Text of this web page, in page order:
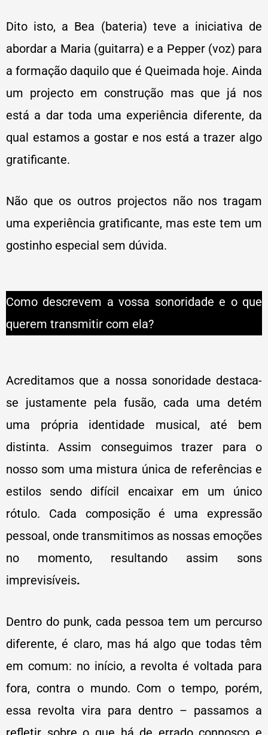
Dito isto, a Bea (bateria) teve a iniciativa de
abordar a Maria (guitarra) e a Pepper (voz) para
a formação daquilo que é Queimada hoje. Ainda
um projecto em construção mas que já nos
está a dar toda uma experiência diferente, da
qual estamos a gostar e nos está a trazer algo
gratificante.
Não que os outros projectos não nos tragam
uma experiência gratificante, mas este tem um
gostinho especial sem dúvida.
Como descrevem a vossa sonoridade e o que
querem transmitir com ela?
Acreditamos que a nossa sonoridade destaca-
se justamente pela fusão, cada uma detém
uma própria identidade musical, até bem
distinta. Assim conseguimos trazer para o
nosso som uma mistura única de referências e
estilos sendo difícil encaixar em um único
rótulo. Cada composição é uma expressão
pessoal, onde transmitimos as nossas emoções
no momento, resultando assim sons
imprevisíveis.
Dentro do punk, cada pessoa tem um percurso
diferente, é claro, mas há algo que todas têm
em comum: no início, a revolta é voltada para
fora, contra o mundo. Com o tempo, porém,
essa revolta vira para dentro – passamos a